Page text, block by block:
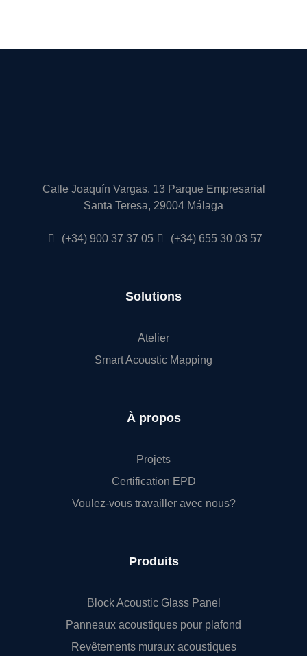
Calle Joaquín Vargas, 13 Parque Empresarial
Santa Teresa, 29004 Málaga
(+34) 900 37 37 05 (+34) 655 30 03 57
Solutions
Atelier
Smart Acoustic Mapping
À propos
Projets
Certification EPD
Voulez-vous travailler avec nous?
Produits
Block Acoustic Glass Panel
Panneaux acoustiques pour plafond
Revêtements muraux acoustiques